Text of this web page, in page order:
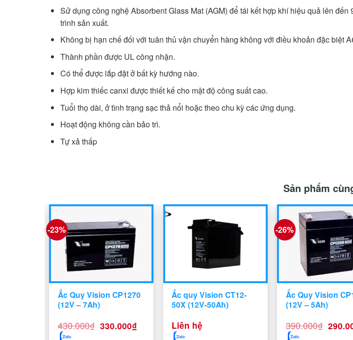
Sử dụng công nghệ Absorbent Glass Mat (AGM) để tái kết hợp khí hiệu quả lên
trình sản xuất.
Không bị hạn chế đối với tuân thủ vận chuyển hàng không với điều khoản đặc biệt
Thành phần được UL công nhận.
Có thể được lắp đặt ở bất kỳ hướng nào.
Hợp kim thiếc canxi được thiết kế cho mật độ công suất cao.
Tuổi thọ dài, ở tình trạng sạc thả nổi hoặc theo chu kỳ các ứng dụng.
Hoạt động không cần bảo trì.
Tự xả thấp
Sản phẩm
-23%
Ắc Quy Vision CP1270
(12V – 7Ah)
430.000₫ Giá
gốc
330.000₫
Ắc quy Vision CT12-
50X (12V-50Ah)
Liên hệ
-26%
Ắc Quy Vision
(12V – 5Ah)
390.000₫ Giá
gốc